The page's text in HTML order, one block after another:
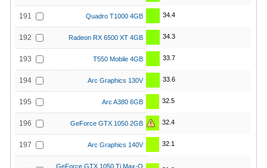
191 Quadro T1000 4GB 34.4
192 Radeon RX 6500 XT 4GB 34.3
193 T550 Mobile 4GB 33.7
194 Arc Graphics 130V 33.6
195 Arc A380 6GB 32.5
196 GeForce GTX 1050 2GB 32.4
197 Arc Graphics 140V 32.1
GeForce GTX 1050 Ti Max-Q